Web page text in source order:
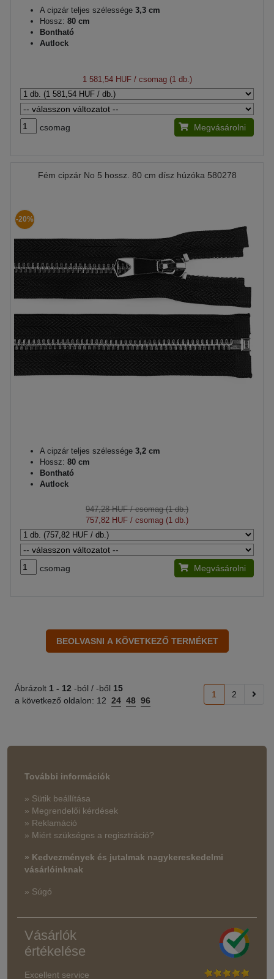
A cipzár teljes szélessége 3,3 cm
Hossz: 80 cm
Bontható
Autlock
1 581,54 HUF/ csomag (1 db.)
csomag Megvásárolni
Fém cipzár No 5 hossz. 80 cm dísz húzóka 580278
-20%
A cipzár teljes szélessége 3,2 cm
Hossz: 80 cm
Bontható
Autlock
947,28 HUF/ csomag (1 db.)
757,82 HUF / csomag (1 db.)
csomag Megvásárolni
Ábrázolt 1 - 12 -ból / -ből 15
a következő oldalon: 12 24 48 96
1 2
További információk
» Sütik beállítása
» Megrendelői kérdések
» Reklamáció
» Miért szükséges a regisztráció?
» Kedvezmények és jutalmak nagykereskedelmi
vásárlóinknak
» Súgó
Vásárlók
értékelése
Excellent service